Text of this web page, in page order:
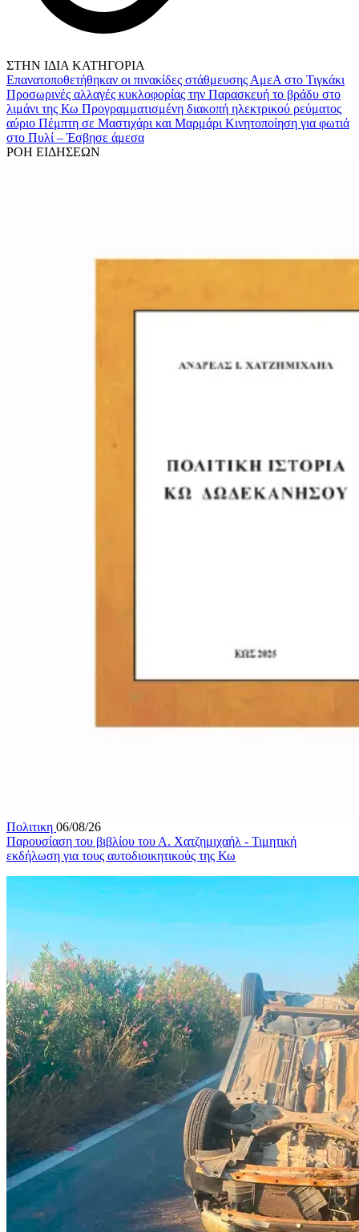
ΣΤΗΝ ΙΔΙΑ ΚΑΤΗΓΟΡΙΑ
Επανατοποθετήθηκαν οι πινακίδες στάθμευσης ΑμεΑ στο Τιγκάκι
Προσωρινές αλλαγές κυκλοφορίας την Παρασκευή το βράδυ στο
λιμάνι της Κω Προγραμματισμένη διακοπή ηλεκτρικού ρεύματος
αύριο Πέμπτη σε Μαστιχάρι και Μαρμάρι Κινητοποίηση για φωτιά
στo Πυλί – Έσβησε άμεσα
ΡΟΗ ΕΙΔΗΣΕΩΝ
Πολιτικη 06/08/26
Παρουσίαση του βιβλίου του Α. Χατζημιχαήλ - Τιμητική
εκδήλωση για τους αυτοδιοικητικούς της Κω